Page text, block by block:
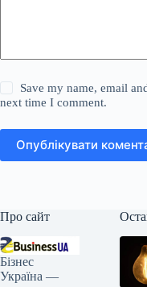
Save my name, email
next time I comment.
Опублікувати
Про сайт
Бізнес
Україна —